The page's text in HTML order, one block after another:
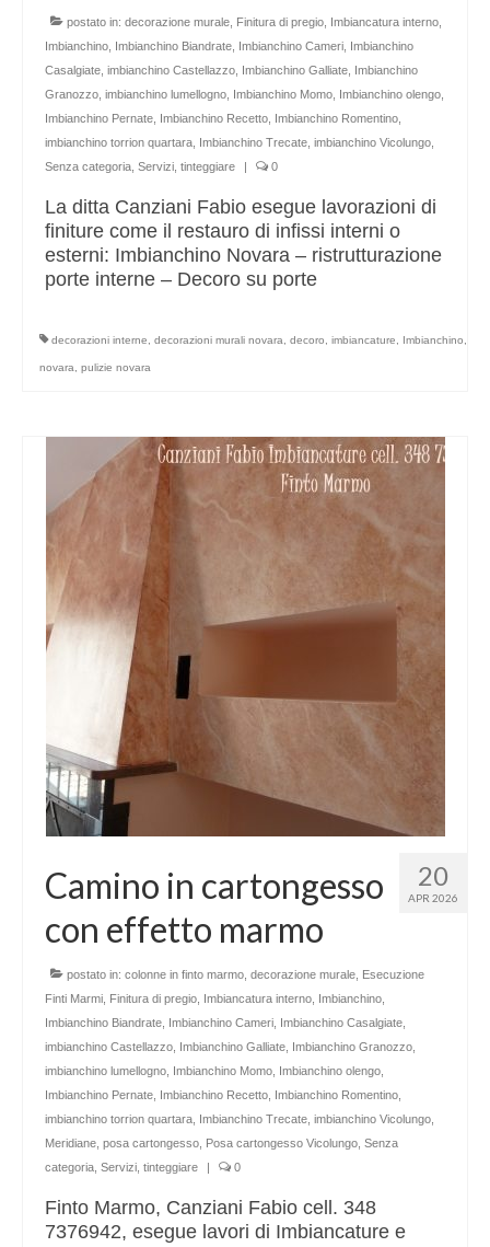
postato in: decorazione murale, Finitura di pregio, Imbiancatura interno,
Imbianchino, Imbianchino Biandrate, Imbianchino Cameri, Imbianchino
Casalgiate, imbianchino Castellazzo, Imbianchino Galliate, Imbianchino
Granozzo, imbianchino lumellogno, Imbianchino Momo, Imbianchino olengo,
Imbianchino Pernate, Imbianchino Recetto, Imbianchino Romentino,
imbianchino torrion quartara, Imbianchino Trecate, imbianchino Vicolungo,
Senza categoria, Servizi, tinteggiare 0
La ditta Canziani Fabio esegue lavorazioni di
finiture come il restauro di infissi interni o
esterni: Imbianchino Novara – ristrutturazione
porte interne – Decoro su porte
decorazioni interne, decorazioni murali novara, decoro, imbiancature, Imbianchino,
novara, pulizie novara
20
APR 2026
Camino in cartongesso
con effetto marmo
postato in: colonne in finto marmo, decorazione murale, Esecuzione
Finti Marmi, Finitura di pregio, Imbiancatura interno, Imbianchino,
Imbianchino Biandrate, Imbianchino Cameri, Imbianchino Casalgiate,
imbianchino Castellazzo, Imbianchino Galliate, Imbianchino Granozzo,
imbianchino lumellogno, Imbianchino Momo, Imbianchino olengo,
Imbianchino Pernate, Imbianchino Recetto, Imbianchino Romentino,
imbianchino torrion quartara, Imbianchino Trecate, imbianchino Vicolungo,
Meridiane, posa cartongesso, Posa cartongesso Vicolungo, Senza
categoria, Servizi, tinteggiare 0
Finto Marmo, Canziani Fabio cell. 348
7376942, esegue lavori di Imbiancature e